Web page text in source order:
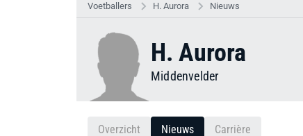
Voetballers H. Aurora Nieuws
H. Aurora
Middenvelder
Overzicht Nieuws Carrière